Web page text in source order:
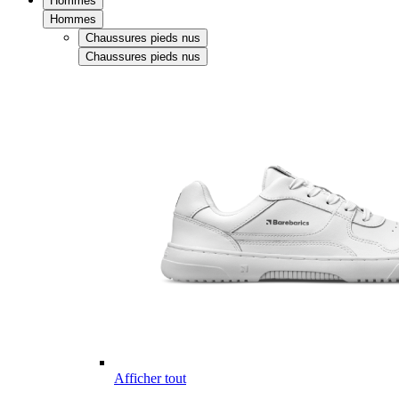
Hommes
Chaussures pieds nus
Chaussures pieds nus
Afficher tout